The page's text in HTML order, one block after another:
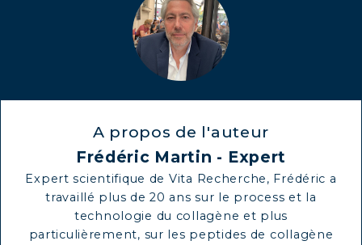
A propos de l'auteur
Frédéric Martin - Expert
Expert scientifique de Vita Recherche, Frédéric a
travaillé plus de 20 ans sur le process et la
technologie du collagène et plus
particulièrement, sur les peptides de collagène